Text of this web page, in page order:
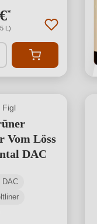
*
L)
Figl
Vom Löss
DAC
DAC